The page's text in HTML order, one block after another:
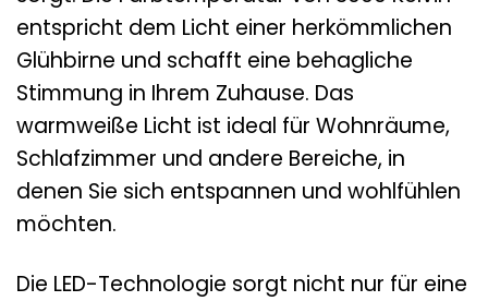
entspricht dem Licht einer herkömmlichen
Glühbirne und schafft eine behagliche
Stimmung in Ihrem Zuhause. Das
warmweiße Licht ist ideal für Wohnräume,
Schlafzimmer und andere Bereiche, in
denen Sie sich entspannen und wohlfühlen
möchten.
Die LED-Technologie sorgt nicht nur für eine